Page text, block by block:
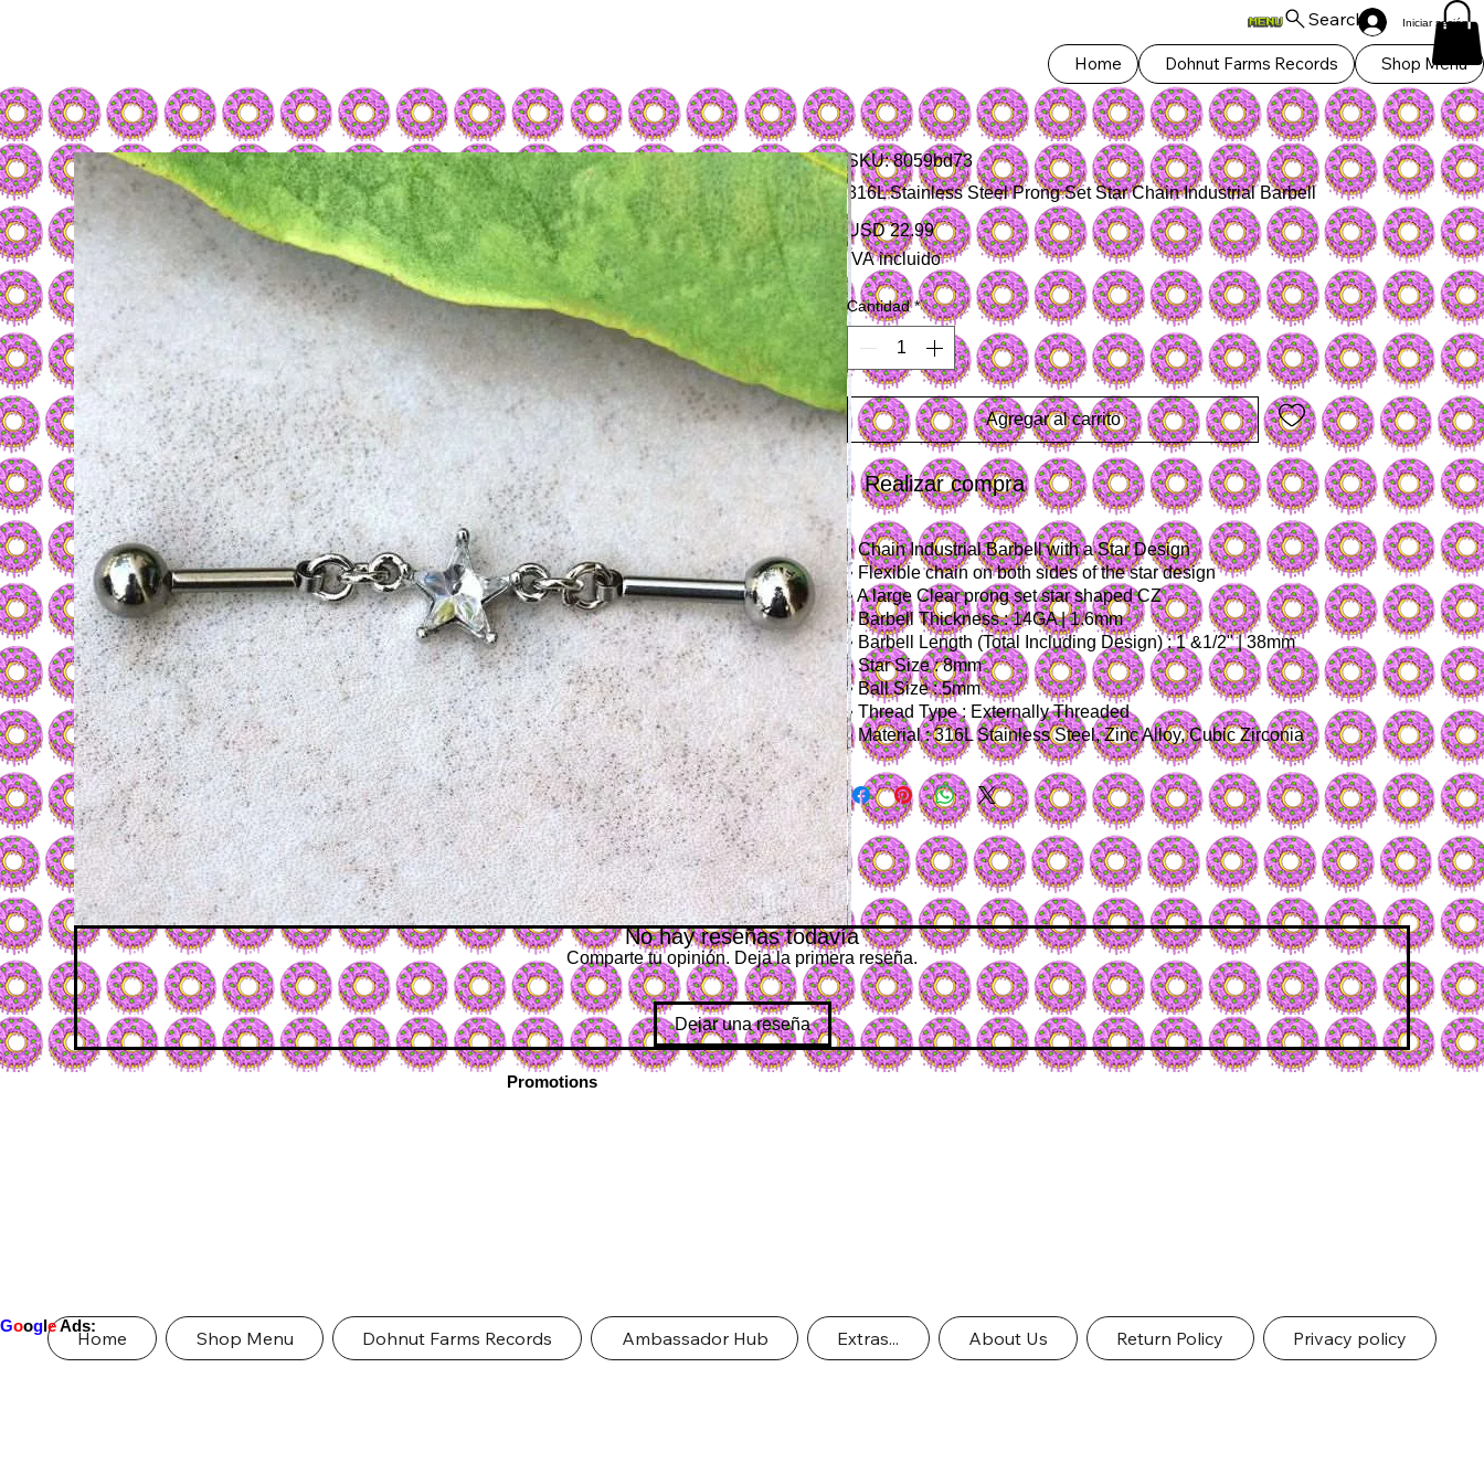
Home Dohnut Farms Records Shop Menu
Search Iniciar sesión
SKU: 8059bd73
316L Stainless Steel Prong Set Star Chain Industrial Barbell
USD 22.99Precio
IVA incluido
Cantidad *
Agregar al carrito
Realizar compra
• Chain Industrial Barbell with a Star Design
• Flexible chain on both sides of the star design
• A large Clear prong set star shaped CZ
• Barbell Thickness : 14GA | 1.6mm
• Barbell Length (Total Including Design) : 1 &1/2" | 38mm
• Star Size : 8mm
• Ball Size : 5mm
• Thread Type : Externally Threaded
• Material : 316L Stainless Steel, Zinc Alloy, Cubic Zirconia
No hay reseñas todavía
Comparte tu opinión. Deja la primera reseña.
Dejar una reseña
Promotions
Home Shop Menu Dohnut Farms Records Ambassador Hub Extras... About Us Return Policy Privacy policy
GoogleAds: